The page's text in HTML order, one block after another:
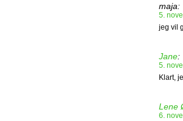
maja:
5.
jeg vil
Jane:
5.
Klart,
Lene
6.